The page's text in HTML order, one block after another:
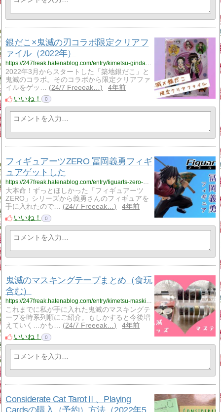
銀だこ×鬼滅の刃コラボ限定クリアフ
ァイル（2022年）
https://247freak.hatenablog.com/entry/kimetsu-gindako2022
2022年3月からスタートした「築地銀だこ」と
鬼滅のコラボ。そのコラボから限定クリアファ
イルをゲッ…
24/7 Freeeak…
4年前
いいね！
0
フィギュアーツZERO 冨岡義勇フィギ
ュアゲットした
https://247freak.hatenablog.com/entry/figuarts-zero-giyu
大本命！ずっとほしかった「フィギュアーツ
ZERO」シリーズから義勇さんのフィギュアを
手に入れたので…
24/7 Freeeak…
4年前
いいね！
0
鬼滅のマスキングテープまとめ（食玩
含む）
https://247freak.hatenablog.com/entry/kimetsu-masking-tape
これまでに私が手に入れた鬼滅のマスキングテ
ープを時系列順にご紹介。もしかすると今後増
えていく…かも…
24/7 Freeeak…
4年前
いいね！
0
Considerate Cat TarotⅡ、Playing
Cardsの購入（予約）方法（2022年5